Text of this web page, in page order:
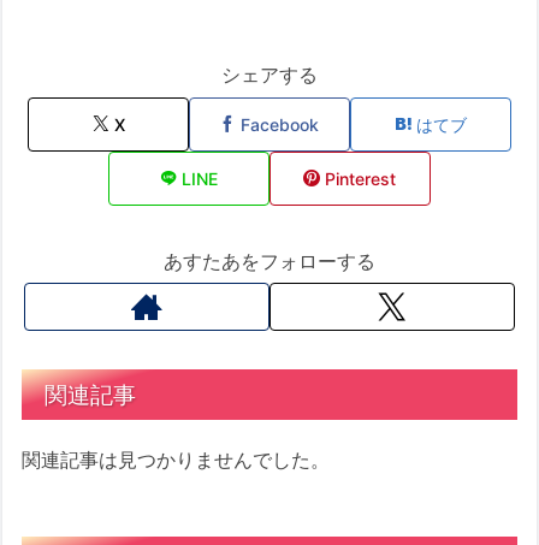
シェアする
X Facebook はてブ
LINE Pinterest
あすたあをフォローする
関連記事
関連記事は見つかりませんでした。